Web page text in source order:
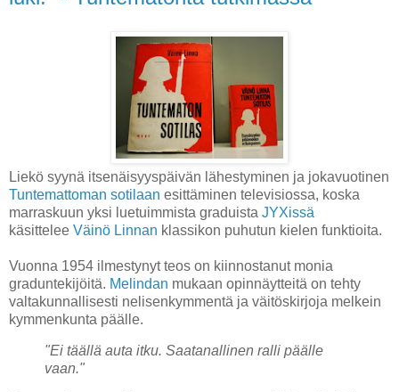
Liekö syynä itsenäisyyspäivän lähestyminen ja jokavuotinen
Tuntemattoman sotilaan esittäminen televisiossa, koska
marraskuun yksi luetuimmista graduista JYXissä
käsittelee Väinö Linnan klassikon puhutun kielen funktioita.
Vuonna 1954 ilmestynyt teos on kiinnostanut monia
graduntekijöitä. Melindan mukaan opinnäytteitä on tehty
valtakunnallisesti nelisenkymmentä ja väitöskirjoja melkein
kymmenkunta päälle.
"Ei täällä auta itku. Saatanallinen ralli päälle
vaan."